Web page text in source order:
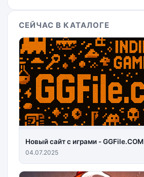
СЕЙЧАС В КАТАЛОГЕ
Новый сайт с играми - GGFile.COM
04.07.2025